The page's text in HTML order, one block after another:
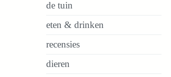
de tuin
eten & drinken
recensies
dieren